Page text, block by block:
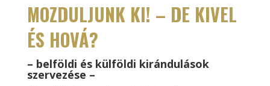
MOZDULJUNK KI! – DE KIVEL
ÉS HOVÁ?
– belföldi és külföldi kirándulások
szervezése –